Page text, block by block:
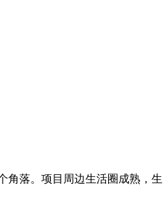
角落。项目周边生活圈成熟，生